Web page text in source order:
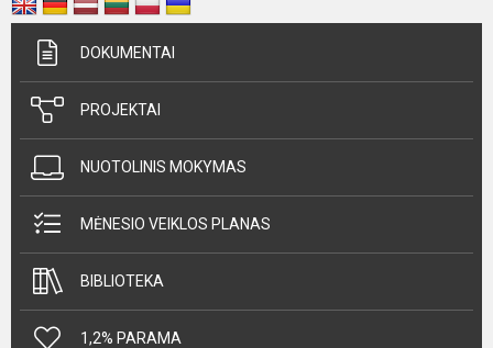
DOKUMENTAI
PROJEKTAI
NUOTOLINIS MOKYMAS
MĖNESIO VEIKLOS PLANAS
BIBLIOTEKA
1,2% PARAMA